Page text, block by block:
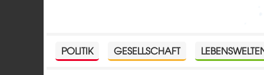
POLITIK GESELLSCHAFT